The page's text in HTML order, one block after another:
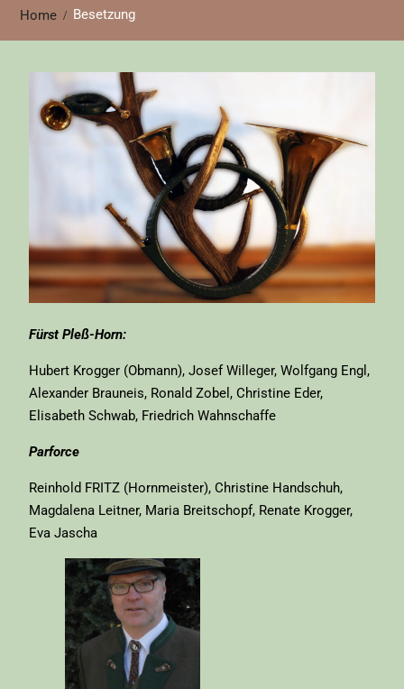
Home Besetzung
Fürst Pleß-Horn:
Hubert Krogger (Obmann), Josef Willeger, Wolfgang Engl,
Alexander Brauneis, Ronald Zobel, Christine Eder,
Elisabeth Schwab, Friedrich Wahnschaffe
Parforce
Reinhold FRITZ (Hornmeister), Christine Handschuh,
Magdalena Leitner, Maria Breitschopf, Renate Krogger,
Eva Jascha